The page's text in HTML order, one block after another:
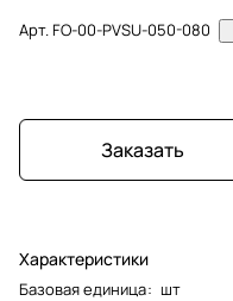
Арт.FO-00-PVSU-050-080
Заказать
Характеристики
Базовая единица: шт